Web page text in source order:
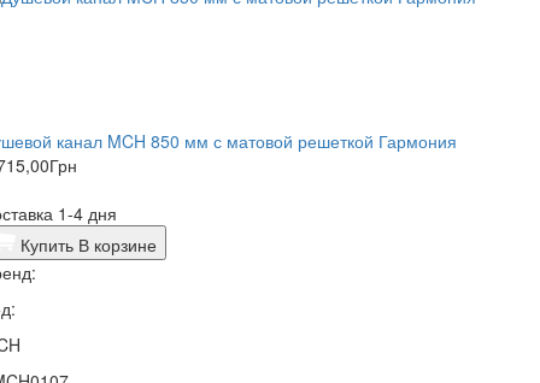
канал MCH 850 мм с матовой решеткой Гармония
Грн
1-4 дня
Купить В корзине